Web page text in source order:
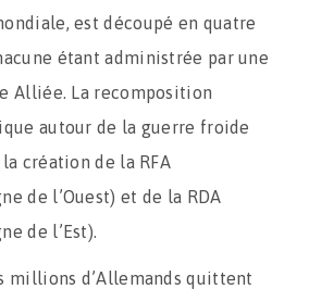
est découpé en quatre
étant administrée par une
Alliée. La recomposition
autour de la guerre froide
création de la RFA
de l’Ouest) et de la RDA
de l’Est).
millions d’Allemands quittent